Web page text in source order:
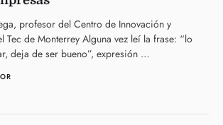
profesor del Centro de Innovación y
Tec de Monterrey Alguna vez leí la frase: “lo
deja de ser bueno”, expresión …